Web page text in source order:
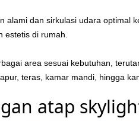
alami dan sirkulasi udara optimal
estetis di rumah.
area sesuai kebutuhan,
teras, kamar mandi, hingga
atap